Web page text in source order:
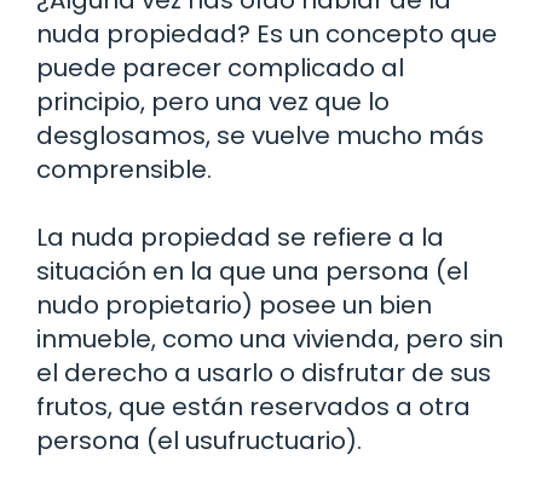
nuda propiedad? Es un concepto que
puede parecer complicado al
principio, pero una vez que lo
desglosamos, se vuelve mucho más
comprensible.
La nuda propiedad se refiere a la
situación en la que una persona (el
nudo propietario) posee un bien
inmueble, como una vivienda, pero sin
el derecho a usarlo o disfrutar de sus
frutos, que están reservados a otra
persona (el usufructuario).